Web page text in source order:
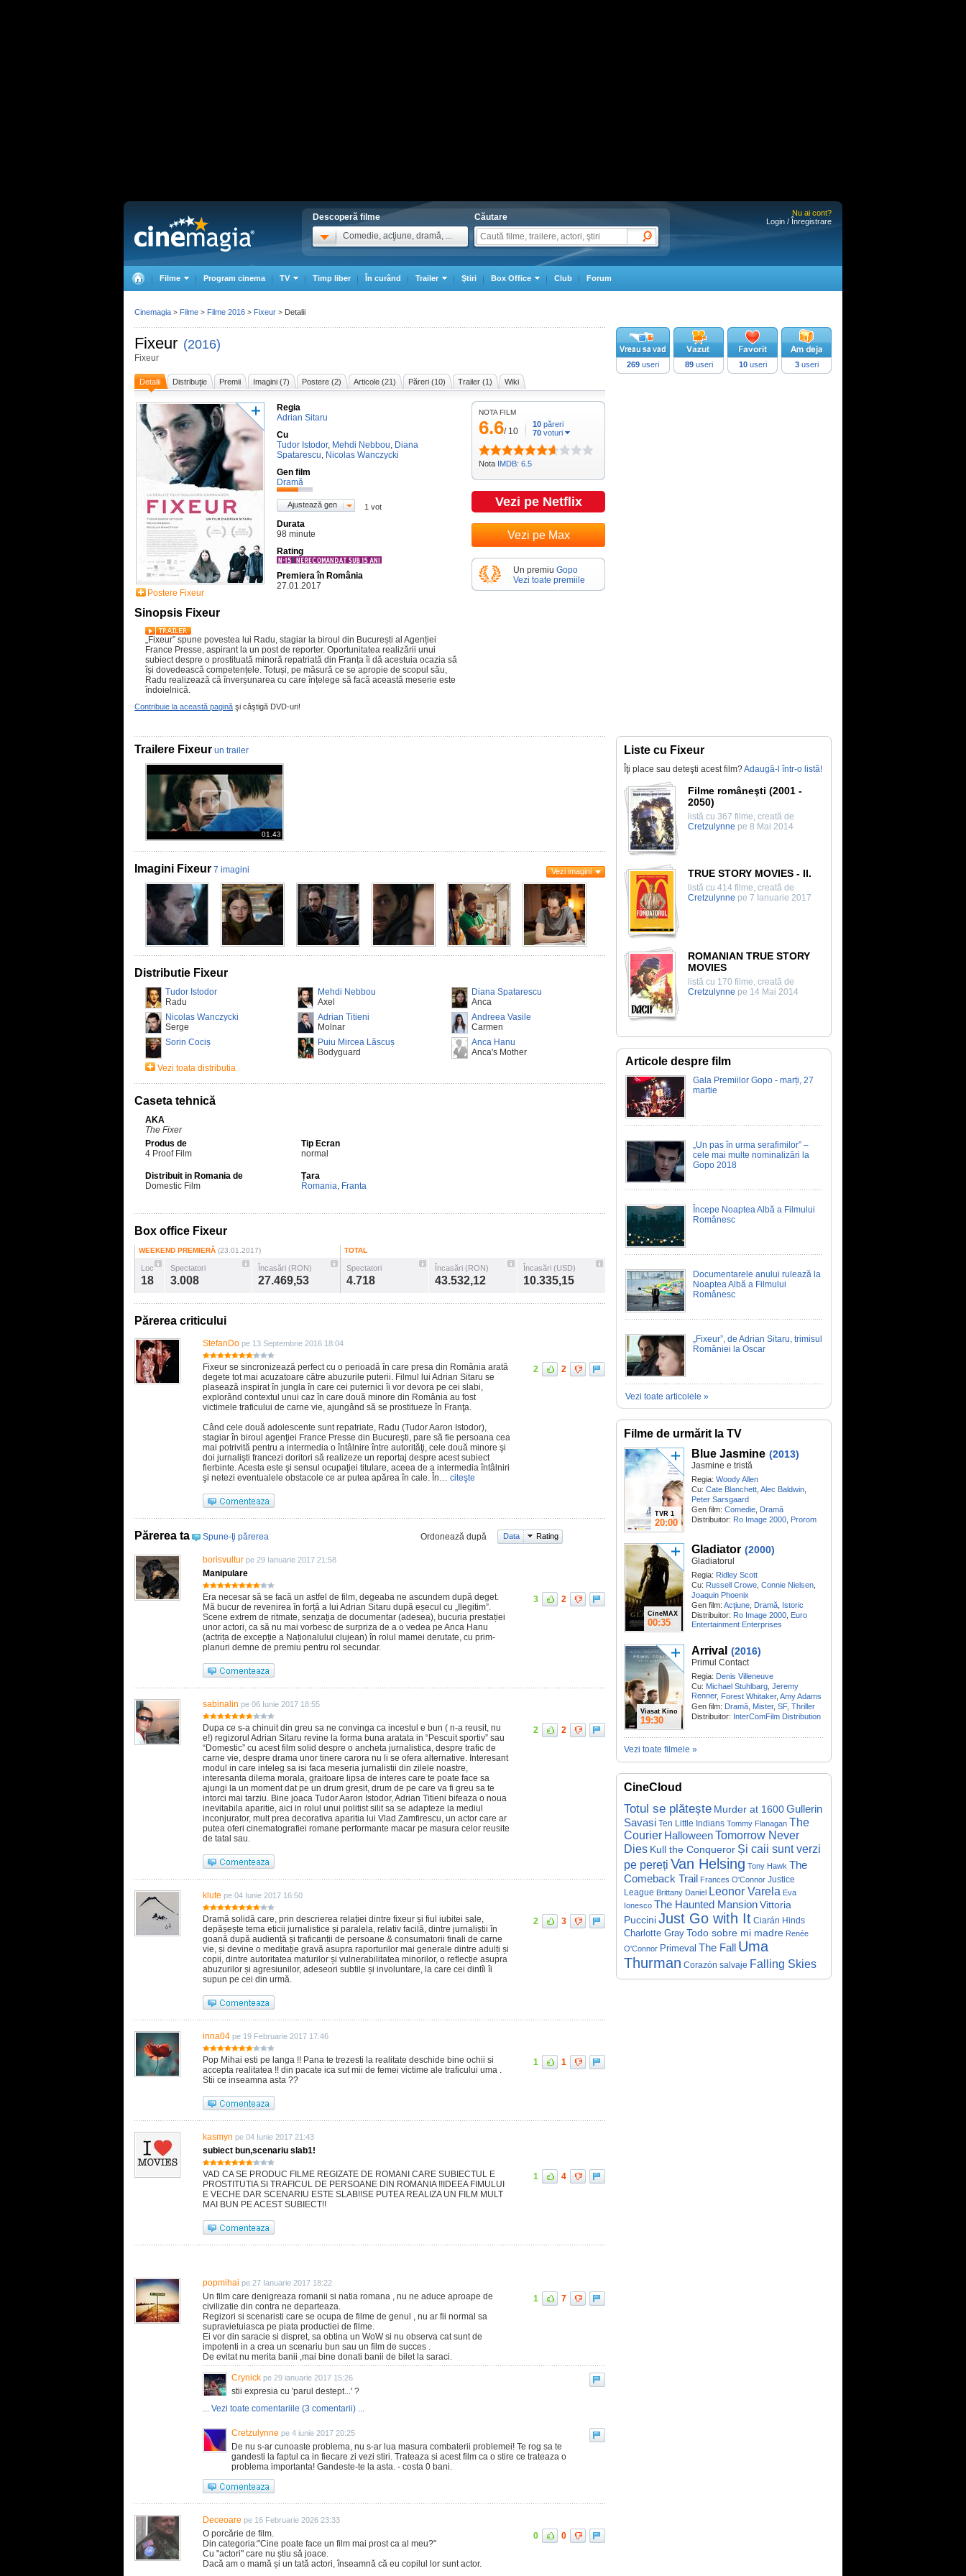
Descoperă filme
Comedie, acţiune, dramă, ...
Căutare
Nu ai cont?
Login / Înregistrare
Filme Program cinema TV Timp liber În curând Trailer Ştiri Box Office Club Forum
Fixeur (2016)
Fixeur
Detalii Distribuţie Premii Imagini (7) Postere (2) Articole (21) Păreri (10) Trailer (1) Wiki
Postere Fixeur
Regia
Adrian Sitaru
Cu
Tudor Istodor, Mehdi Nebbou, Diana
Spatarescu, Nicolas Wanczycki
Gen film
Dramă
Ajustează gen 1 vot
Durata
98 minute
Rating
Premiera în România
27.01.2017
Sinopsis Fixeur
„Fixeur” spune povestea lui Radu, stagiar la biroul din București al Agenției
France Presse, aspirant la un post de reporter. Oportunitatea realizării unui
subiect despre o prostituată minoră repatriată din Franța îi dă acestuia ocazia să
își dovedească competențele. Totuși, pe măsură ce se apropie de scopul său,
Radu realizează că înverșunarea cu care înțelege să facă această meserie este
îndoielnică.
Contribuie la această pagină şi câştigă DVD-uri!
NOTA FILM
6.6/ 10
10 păreri
70 voturi
Nota IMDB: 6.5
Vezi pe Netflix
Vezi pe Max
Un premiu Gopo
Vezi toate premiile
269 useri 89useri 10useri 3useri
Trailere Fixeur un trailer
01.43
Imagini Fixeur 7 imagini Vezi imagini
Distributie Fixeur
Tudor Istodor
Radu
Mehdi Nebbou
Axel
Diana Spatarescu
Anca
Nicolas Wanczycki
Serge
Adrian Titieni
Molnar
Andreea Vasile
Carmen
Sorin Cociș
Puiu Mircea Lăscuș
Bodyguard
Anca Hanu
Anca's Mother
Vezi toata distributia
Caseta tehnică
AKA
The Fixer
Produs de
4 Proof Film
Tip Ecran
normal
Distribuit in Romania de
Domestic Film
Țara
Romania, Franta
Box office Fixeur
WEEKEND PREMIERĂ (23.01.2017)
Loc
18
Spectatori
3.008
Încasări (RON)
27.469,53
TOTAL
Spectatori
4.718
Încasări (RON)
43.532,12
Încasări (USD)
10.335,15
Părerea criticului
StefanDo pe 13 Septembrie 2016 18:04
Fixeur se sincronizează perfect cu o perioadă în care presa din România arată
degete tot mai acuzatoare către abuzurile puterii. Filmul lui Adrian Sitaru se
plasează inspirat în jungla în care cei puternici îi vor devora pe cei slabi,
explorând contextul unui caz în care două minore din România au fost
victimele traficului de carne vie, ajungând să se prostitueze în Franţa.
Când cele două adolescente sunt repatriate, Radu (Tudor Aaron Istodor),
stagiar în biroul agenţiei France Presse din Bucureşti, pare să fie persoana cea
mai potrivită pentru a intermedia o întâlnire între autorităţi, cele două minore şi
doi jurnalişti francezi doritori să realizeze un reportaj despre acest subiect
fierbinte. Acesta este şi sensul ocupaţiei titulare, aceea de a intermedia întâlniri
şi netezi eventualele obstacole ce ar putea apărea în cale. În… citeşte
2 2
Părerea ta Spune-ţi părerea Ordonează după Data Rating
borisvultur pe 29 Ianuarie 2017 21:58
Manipulare
Era necesar să se facă un astfel de film, degeaba ne ascundem după deget.
Mă bucur de revenirea în forță a lui Adrian Sitaru după eșecul cu „Ilegitim”.
Scene extrem de ritmate, senzația de documentar (adesea), bucuria prestației
unor actori, ca să nu mai vorbesc de surpriza de a o vedea pe Anca Hanu
(actrița de excepție a Naționalului clujean) în rolul mamei derutate, cu prim-
planuri demne de premiu pentru rol secundar.
3 2
sabinalin pe 06 Iunie 2017 18:55
Dupa ce s-a chinuit din greu sa ne convinga ca incestul e bun ( n-a reusit, nu
e!) regizorul Adrian Sitaru revine la forma buna aratata in “Pescuit sportiv” sau
“Domestic” cu acest film solid despre o ancheta jurnalistica, despre trafic de
carne vie, despre drama unor tinere carora nu li se ofera alternative. Interesant
modul in care inteleg sa isi faca meseria jurnalistii din zilele noastre,
interesanta dilema morala, graitoare lipsa de interes care te poate face sa
ajungi la un moment dat pe un drum gresit, drum de pe care va fi greu sa te
intorci mai tarziu. Bine joaca Tudor Aaron Istodor, Adrian Titieni bifeaza o noua
inevitabila aparitie, aici in rolul unui politist silit sa se adapteze la mediul
inconjurator, mult prea decorativa aparitia lui Vlad Zamfirescu, un actor care ar
putea oferi cinematografiei romane performante macar pe masura celor reusite
de tatal sau.
2 2
klute pe 04 Iunie 2017 16:50
Dramă solidă care, prin descrierea relației dintre fixeur și fiul iubitei sale,
depășește tema eticii jurnalistice și paralela, relativ facilă, dintre jurnaliștii în
goană după audiență și traficanții de persoane & consumatorii finali de carne
vie, și devine o meditație gravă asupra raporturilor mai generale dintre adulți și
copii, dintre autoritatea maturilor și vulnerabilitatea minorilor, o reflecție asupra
abuzurilor și agresiunilor, adeseori subtile și involuntare, la care cei dintîi îi
supun pe cei din urmă.
2 3
inna04 pe 19 Februarie 2017 17:46
Pop Mihai esti pe langa !! Pana te trezesti la realitate deschide bine ochii si
accepta realitatea !! din pacate ica sut mii de femei victime ale traficului uma .
Stii ce inseamna asta ??
1 1
kasmyn pe 04 Iunie 2017 21:43
subiect bun,scenariu slab1!
VAD CA SE PRODUC FILME REGIZATE DE ROMANI CARE SUBIECTUL E
PROSTITUTIA SI TRAFICUL DE PERSOANE DIN ROMANIA !!IDEEA FIMULUI
E VECHE DAR SCENARIU ESTE SLAB!!SE PUTEA REALIZA UN FILM MULT
MAI BUN PE ACEST SUBIECT!!
1 4
popmihai pe 27 Ianuarie 2017 18:22
Un film care denigreaza romanii si natia romana , nu ne aduce aproape de
civilizatie din contra ne departeaza.
Regizori si scenaristi care se ocupa de filme de genul , nu ar fii normal sa
supravietuiasca pe piata productiei de filme.
Ei vor din saracie si dispret, sa obtina un WoW si nu observa cat sunt de
impotenti in a crea un scenariu bun sau un film de succes .
De evitat nu merita banii ,mai bine donati banii de bilet la saraci.
1 7
Crynick pe 29 ianuarie 2017 15:26
stii expresia cu 'parul destept...' ?
... Vezi toate comentariile (3 comentarii) ...
Cretzulynne pe 4 iunie 2017 20:25
De nu s-ar cunoaste problema, nu s-ar lua masura combaterii problemei! Te rog sa te
gandesti la faptul ca in fiecare zi vezi stiri. Trateaza si acest film ca o stire ce trateaza o
problema importanta! Gandeste-te la asta. - costa 0 bani.
Deceoare pe 16 Februarie 2026 23:33
O porcărie de film.
Din categoria:"Cine poate face un film mai prost ca al meu?"
Cu "actori" care nu știu să joace.
Dacă am o mamă și un tată actori, înseamnă că eu copilul lor sunt actor.
0 0
Liste cu Fixeur
Îţi place sau deteşti acest film?Adaugă-l într-o listă!
Filme româneşti (2001 -
2050)
listă cu 367 filme, creată de
Cretzulynne pe 8 Mai 2014
TRUE STORY MOVIES - II.
listă cu 414 filme, creată de
Cretzulynne pe 7 Ianuarie 2017
ROMANIAN TRUE STORY
MOVIES
listă cu 170 filme, creată de
Cretzulynne pe 14 Mai 2014
Articole despre film
Gala Premiilor Gopo - marți, 27
martie
„Un pas în urma serafimilor” –
cele mai multe nominalizări la
Gopo 2018
Începe Noaptea Albă a Filmului
Românesc
Documentarele anului rulează la
Noaptea Albă a Filmului
Românesc
„Fixeur”, de Adrian Sitaru, trimisul
României la Oscar
Vezi toate articolele »
Filme de urmărit la TV
TVR 1
20:00
Blue Jasmine (2013)
Jasmine e tristă
Regia: Woody Allen
Cu: Cate Blanchett Alec Baldwin
Peter Sarsgaard
Gen film: Comedie Dramă
Distribuitor: Ro Image 2000 Prorom
CineMAX
00:35
Gladiator (2000)
Gladiatorul
Regia: Ridley Scott
Cu: Russell Crowe Connie Nielsen
Joaquin Phoenix
Gen film: Acţiune Dramă Istoric
Distribuitor: Ro Image 2000 Euro
Entertainment Enterprises
Viasat Kino
19:30
Arrival (2016)
Primul Contact
Regia: Denis Villeneuve
Cu: Michael Stuhlbarg Jeremy
Renner, Forest Whitaker, Amy Adams
Gen film: Dramă Mister, SF, Thriller
Distribuitor: InterComFilm Distribution
Vezi toate filmele »
CineCloud
Totul se plătește Murder at 1600Gullerin
Savasi Ten Little Indians Tommy Flanagan The
Courier HalloweenTomorrow Never
Dies Kull the Conqueror Și caii sunt verzi
pe pereți Van Helsing Tony Hawk The
Comeback Trail Frances O'Connor Justice
League Brittany Daniel Leonor Varela Eva
Ionesco The Haunted MansionVittoria
PucciniJust Go with It Ciarán Hinds
Charlotte Gray Todo sobre mi madre Renée
O'Connor Primeval The Fall Uma
Thurman Corazón salvaje Falling Skies
Cinemagia > Filme > Filme 2016 > Fixeur > Detalii